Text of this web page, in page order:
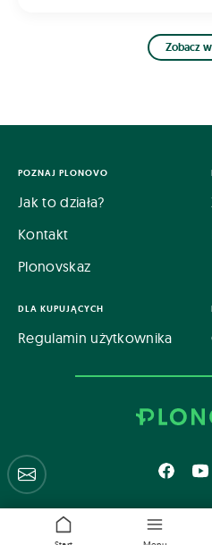
Zobacz
POZNAJ PLONOVO
Jak to działa?
Kontakt
Plonovskaz
DLA KUPUJĄCYCH
Regulamin użytkownika
Polityka
Centrum pomocy